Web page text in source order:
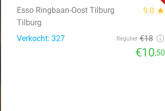
Esso Ringbaan-Oost Tilburg 9.0 star
Tilburg
Verkocht: 327
Regulier €18
€10,50